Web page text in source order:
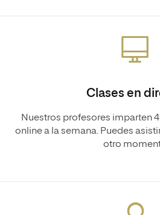
Clases en
Nuestros profesores imparten
online a la semana. Puedes
otro